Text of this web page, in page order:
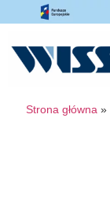
Strona główna »